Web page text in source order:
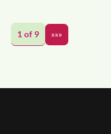
1 of 9 »»»